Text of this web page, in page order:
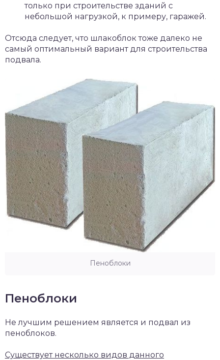
только при строительстве зданий с
небольшой нагрузкой, к примеру, гаражей.
Отсюда следует, что шлакоблок тоже далеко не
самый оптимальный вариант для строительства
подвала.
Пеноблоки
Пеноблоки
Не лучшим решением является и подвал из
пеноблоков.
Существует несколько видов данного